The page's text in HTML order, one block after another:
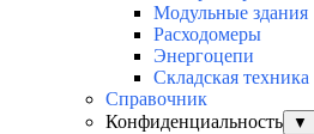
Модульные здания
Расходомеры
Энергоцепи
Складская техника
Справочник
Конфиденциальность
▼